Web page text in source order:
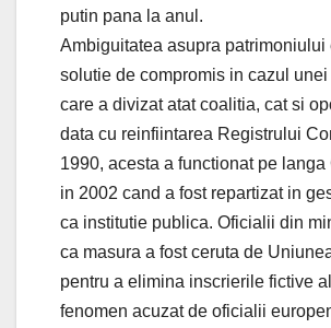
putin pana la anul.
Ambiguitatea asupra patrimoniului
solutie de compromis in cazul
care a divizat atat coalitia, cat si
data cu reinfiintarea Registrului
1990, acesta a functionat pe langa
in 2002 cand a fost repartizat in
ca institutie publica. Oficialii din
ca masura a fost ceruta de
pentru a elimina inscrierile fictive
fenomen acuzat de oficialii